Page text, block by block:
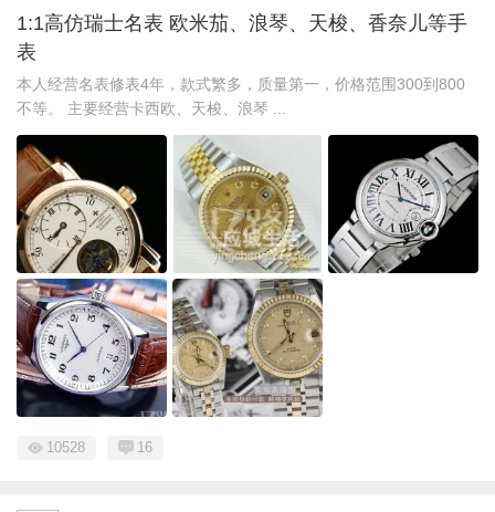
1:1高仿瑞士名表 欧米茄、浪琴、天梭、香奈儿等手
表
本人经营名表修表4年，款式繁多，质量第一，价格范围300到800
不等。 主要经营卡西欧、天梭、浪琴 ...
10528 16